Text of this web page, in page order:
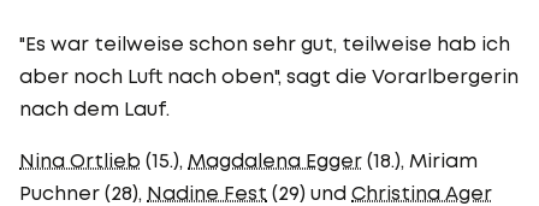
"Es war teilweise schon sehr gut, teilweise hab ich
aber noch Luft nach oben", sagt die Vorarlbergerin
nach dem Lauf.
Nina Ortlieb (15.), Magdalena Egger (18.), Miriam
Puchner (28), Nadine Fest (29) und Christina Ager